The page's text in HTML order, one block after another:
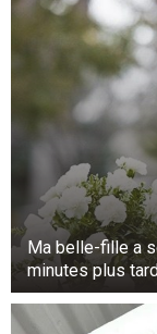
Ma belle-fille a
minutes plus